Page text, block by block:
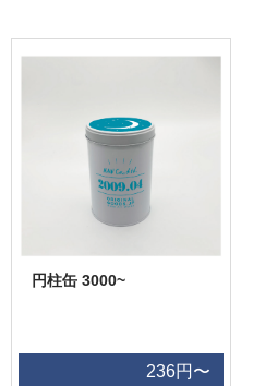
円柱缶 3000~
236円〜